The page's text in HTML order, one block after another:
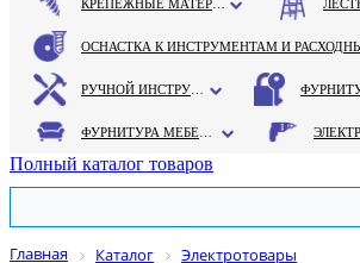
Полный каталог товаров
Главная Каталог
Электротовары